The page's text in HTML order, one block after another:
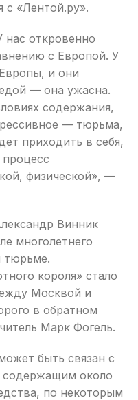
с «Лентой.ру».
нас откровенно
с Европой. У
и они
— она ужасна.
содержания,
— тюрьма,
приходить в себя,
процесс
физической», —
Винник
многолетнего
тюрьме.
короля» стало
Москвой и
в обратном
Марк Фогель.
быть связан с
около
по некоторым